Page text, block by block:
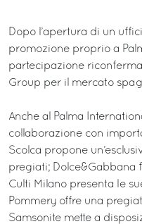
Dopo l’apertura di un
promozione proprio a
partecipazione
Group per il mercato
Anche al Palma
collaborazione con
Scolca propone
pregiati; Dolce&Gabbana
Culti Milano presenta le
Pommery offre una
Samsonite mette a